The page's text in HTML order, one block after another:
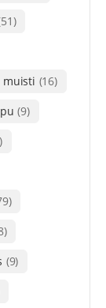
muisti (16)
(9)
(9)